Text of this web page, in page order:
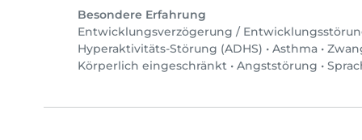
Besondere Erfahrung
Entwicklungsverzögerung /
Hyperaktivitäts-Störung (ADHS) • Asthma •
Körperlich eingeschränkt • Angststörung •